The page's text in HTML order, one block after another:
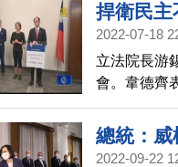
捍衛民主
2022-07-18
立法院長游
會。韋德齊
支持，應加
總統：威
2022-09-22